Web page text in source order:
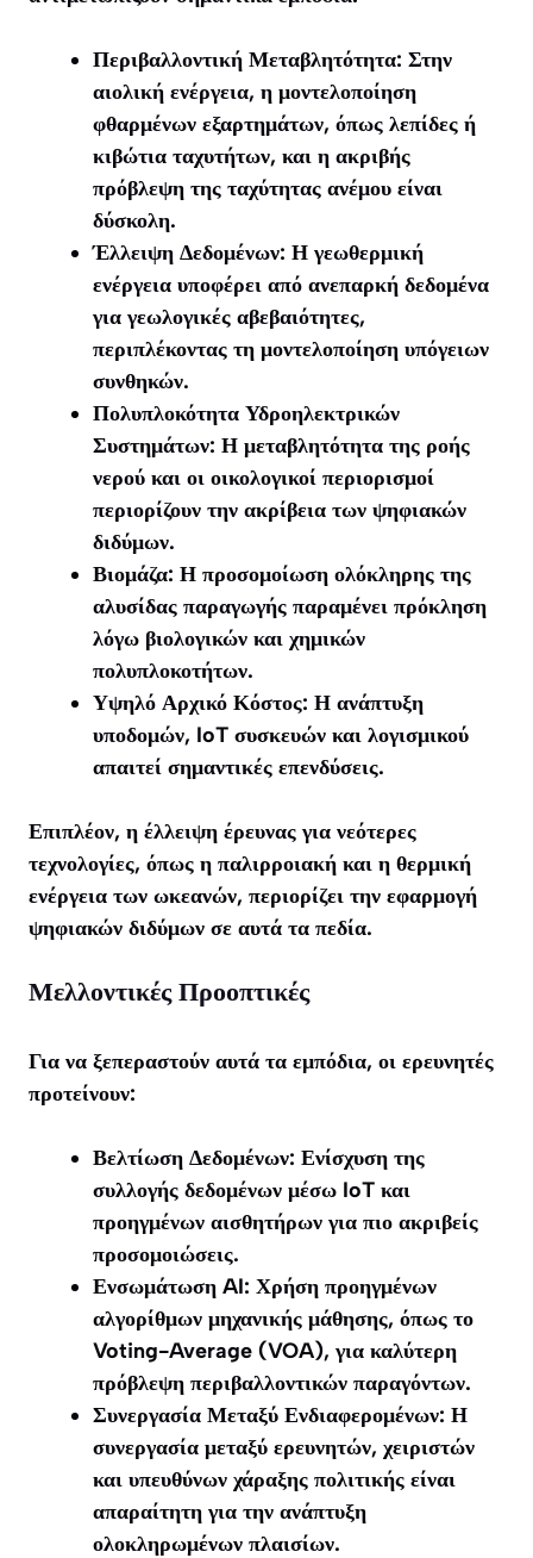
Περιβαλλοντική Μεταβλητότητα: Στην
αιολική ενέργεια, η μοντελοποίηση
φθαρμένων εξαρτημάτων, όπως λεπίδες ή
κιβώτια ταχυτήτων, και η ακριβής
πρόβλεψη της ταχύτητας ανέμου είναι
δύσκολη.
Έλλειψη Δεδομένων: Η γεωθερμική
ενέργεια υποφέρει από ανεπαρκή δεδομένα
για γεωλογικές αβεβαιότητες,
περιπλέκοντας τη μοντελοποίηση υπόγειων
συνθηκών.
Πολυπλοκότητα Υδροηλεκτρικών
Συστημάτων: Η μεταβλητότητα της ροής
νερού και οι οικολογικοί περιορισμοί
περιορίζουν την ακρίβεια των ψηφιακών
διδύμων.
Βιομάζα: Η προσομοίωση ολόκληρης της
αλυσίδας παραγωγής παραμένει πρόκληση
λόγω βιολογικών και χημικών
πολυπλοκοτήτων.
Υψηλό Αρχικό Κόστος: Η ανάπτυξη
υποδομών, IoT συσκευών και λογισμικού
απαιτεί σημαντικές επενδύσεις.
Επιπλέον, η έλλειψη έρευνας για νεότερες
τεχνολογίες, όπως η παλιρροιακή και η θερμική
ενέργεια των ωκεανών, περιορίζει την εφαρμογή
ψηφιακών διδύμων σε αυτά τα πεδία.
Μελλοντικές Προοπτικές
Για να ξεπεραστούν αυτά τα εμπόδια, οι ερευνητές
προτείνουν:
Βελτίωση Δεδομένων: Ενίσχυση της
συλλογής δεδομένων μέσω IoT και
προηγμένων αισθητήρων για πιο ακριβείς
προσομοιώσεις.
Ενσωμάτωση AI: Χρήση προηγμένων
αλγορίθμων μηχανικής μάθησης, όπως το
Voting-Average (VOA), για καλύτερη
πρόβλεψη περιβαλλοντικών παραγόντων.
Συνεργασία Μεταξύ Ενδιαφερομένων: Η
συνεργασία μεταξύ ερευνητών, χειριστών
και υπευθύνων χάραξης πολιτικής είναι
απαραίτητη για την ανάπτυξη
ολοκληρωμένων πλαισίων.